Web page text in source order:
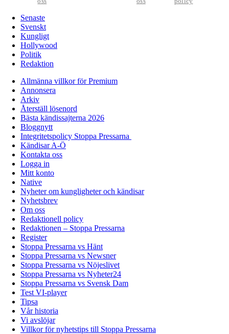
Senaste
Svenskt
Kungligt
Hollywood
Politik
Redaktion
Allmänna villkor för Premium
Annonsera
Arkiv
Återställ lösenord
Bästa kändissajterna 2026
Bloggnytt
Integritetspolicy Stoppa Pressarna
Kändisar A-Ö
Kontakta oss
Logga in
Mitt konto
Native
Nyheter om kungligheter och kändisar
Nyhetsbrev
Om oss
Redaktionell policy
Redaktionen – Stoppa Pressarna
Register
Stoppa Pressarna vs Hänt
Stoppa Pressarna vs Newsner
Stoppa Pressarna vs Nöjeslivet
Stoppa Pressarna vs Nyheter24
Stoppa Pressarna vs Svensk Dam
Test VI-player
Tipsa
Vår historia
Vi avslöjar
Villkor för nyhetstips till Stoppa Pressarna